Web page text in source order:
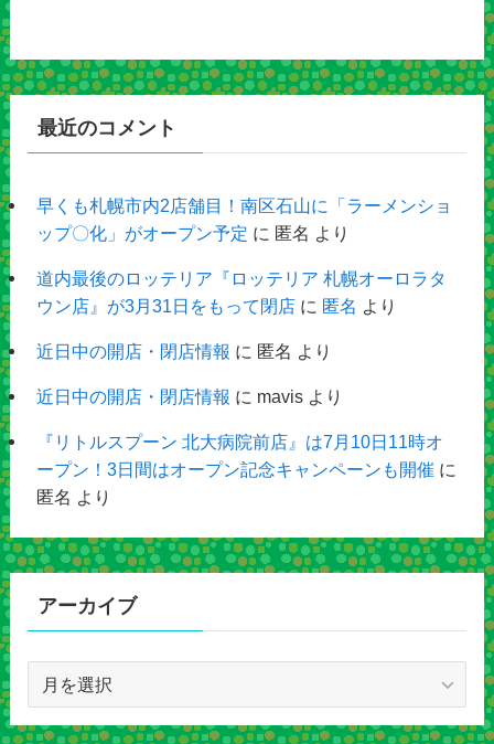
最近のコメント
早くも札幌市内2店舗目！南区石山に「ラーメンショ
ップ〇化」がオープン予定 に 匿名 より
道内最後のロッテリア『ロッテリア 札幌オーロラタ
ウン店』が3月31日をもって閉店に 匿名 より
近日中の開店・閉店情報 に 匿名 より
近日中の開店・閉店情報 に mavisより
『リトルスプーン 北大病院前店』は7月10日11時オ
ープン！3日間はオープン記念キャンペーンも開催 に
匿名 より
アーカイブ
カ